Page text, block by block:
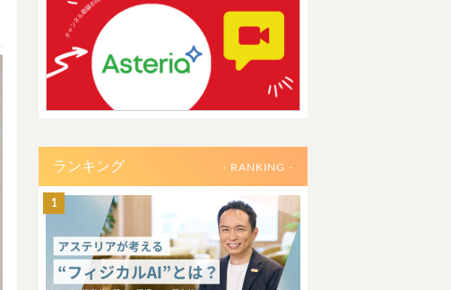
ランキング - RANKING -